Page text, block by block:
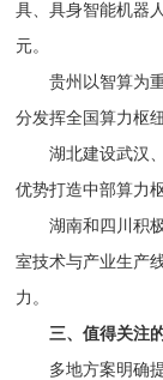
具、具身智能机器
元。
贵州以智算为
分发挥全国算力枢
湖北建设武汉
优势打造中部算力枢
湖南和四川积
室技术与产业生产
力。
三、值得关注
多地方案明确